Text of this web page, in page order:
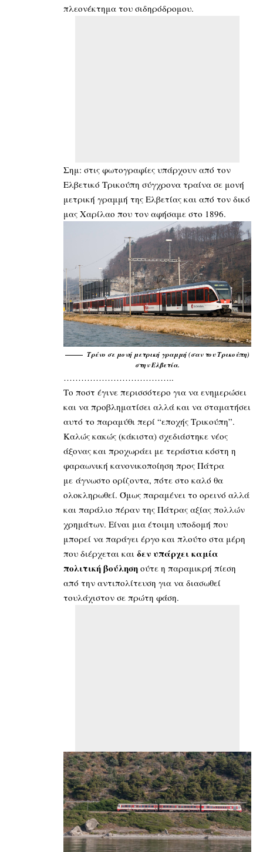
πλεονέκτημα του σιδηρόδρομου.
Σημ: στις φωτογραφίες υπάρχουν από τον
Ελβετικό Τρικούπη σύγχρονα τραίνα σε μονή
μετρική γραμμή της Ελβετίας και από τον δικό
μας Χαρίλαο που τον αφήσαμε στο 1896.
Τρένο σε μονή μετρική γραμμή (σαν του Τρικούπη)
στην Ελβετία.
………………………………..
Το ποστ έγινε περισσότερο για να ενημερώσει
και να προβληματίσει αλλά και να σταματήσει
αυτό το παραμύθι περί “εποχής Τρικούπη”.
Καλώς κακώς (κάκιστα) σχεδιάστηκε νέος
άξονας και προχωράει με τεράστια κόστη η
φαραωνική κανονικοποίηση προς Πάτρα
με άγνωστο ορίζοντα, πότε στο καλό θα
ολοκληρωθεί. Όμως παραμένει το ορεινό αλλά
και παράλιο πέραν της Πάτρας αξίας πολλών
χρημάτων. Είναι μια έτοιμη υποδομή που
μπορεί να παράγει έργο και πλούτο στα μέρη
που διέρχεται και δεν υπάρχει καμία
πολιτική βούληση ούτε η παραμικρή πίεση
από την αντιπολίτευση για να διασωθεί
τουλάχιστον σε πρώτη φάση.